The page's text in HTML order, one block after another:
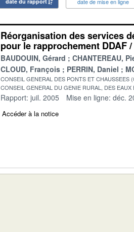
Réorganisation des services
pour le rapprochement DDAF /
BAUDOUIN, Gérard CHANTEREAU,
CLOUD, François
PERRIN, Daniel
CONSEIL GENERAL DES PONTS ET CHAUSSEES
CONSEIL GENERAL DU GENIE RURAL, DES
Rapport: juil. 2005 Mise en ligne: déc.
Accéder à la notice